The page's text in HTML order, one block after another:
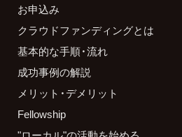
お申込み
クラウドファンディングとは
基本的な手順・流れ
成功事例の解説
メリット・デメリット
Fellowship